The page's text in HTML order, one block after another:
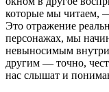
которые мы читаем,
Это отражение
персонажах, мы
невыносимым
другим — точно,
нас слышат и